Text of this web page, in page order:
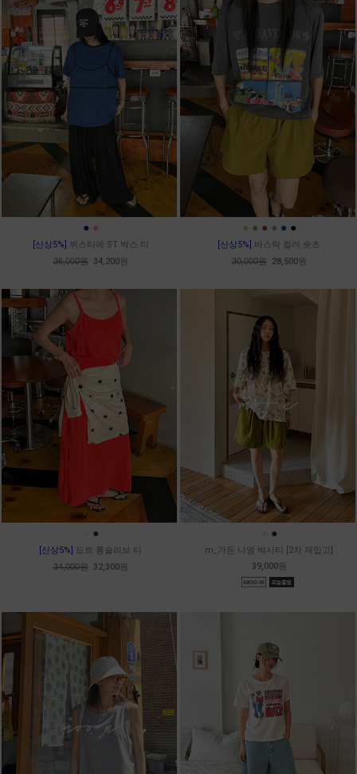
● ●
[신상5%] 뷔스티에 ST 박스 티
36,000원 34,200원
● ● ● ● ● ●
[신상5%] 바스락 컬러 숏츠
30,000원 28,500원
●
[신상5%] 도트 롱슬리브 티
34,000원 32,300원
●
m_가든 나염 박시티 [2차 재입고]
39,000원